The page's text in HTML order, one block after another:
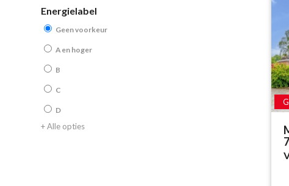
G
Energielabel
Geen voorkeur
A en hoger
B
C
D
+ Alle opties